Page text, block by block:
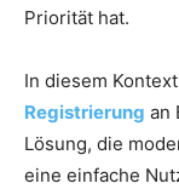
Priorität hat.
In diesem
Registrierung an
Lösung, die
eine einfache